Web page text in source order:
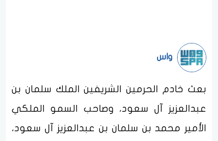
واس
بعث خادم الحرمين الشريفين الملك سلمان بن
عبدالعزيز آل سعود، وصاحب السمو الملكي
الأمير محمد بن سلمان بن عبدالعزيز آل سعود،